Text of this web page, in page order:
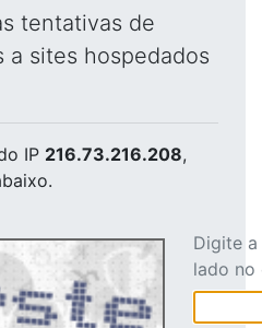
tentativas de
a sites hospedados
IP 216.73.216.208,
Digite
lado no